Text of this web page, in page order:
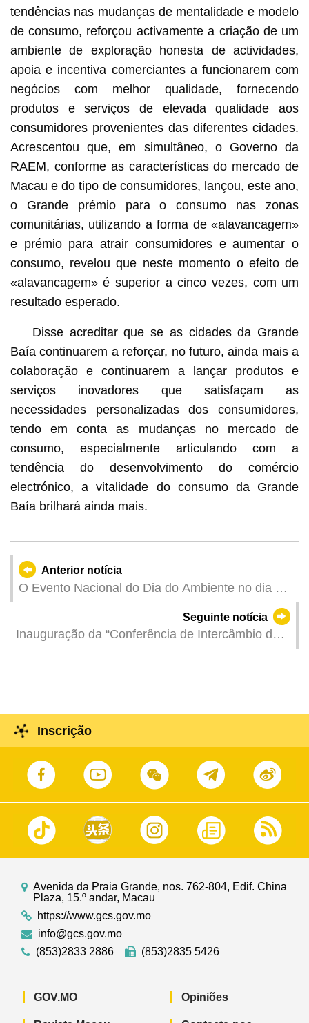
tendências nas mudanças de mentalidade e modelo
de consumo, reforçou activamente a criação de um
ambiente de exploração honesta de actividades,
apoia e incentiva comerciantes a funcionarem com
negócios com melhor qualidade, fornecendo
produtos e serviços de elevada qualidade aos
consumidores provenientes das diferentes cidades.
Acrescentou que, em simultâneo, o Governo da
RAEM, conforme as características do mercado de
Macau e do tipo de consumidores, lançou, este ano,
o Grande prémio para o consumo nas zonas
comunitárias, utilizando a forma de «alavancagem»
e prémio para atrair consumidores e aumentar o
consumo, revelou que neste momento o efeito de
«alavancagem» é superior a cinco vezes, com um
resultado esperado.
Disse acreditar que se as cidades da Grande
Baía continuarem a reforçar, no futuro, ainda mais a
colaboração e continuarem a lançar produtos e
serviços inovadores que satisfaçam as
necessidades personalizadas dos consumidores,
tendo em conta as mudanças no mercado de
consumo, especialmente articulando com a
tendência do desenvolvimento do comércio
electrónico, a vitalidade do consumo da Grande
Baía brilhará ainda mais.
Anterior notícia
O Evento Nacional do Dia do Ambiente no dia 5
conjuntamente por Guangdong, Hong Kong e
Macau
Seguinte notícia
Inauguração da “Conferência de Intercâmbio de
Inscrição
Avenida da Praia Grande, nos. 762-804, Edif. China
Plaza, 15.º andar, Macau
https://www.gcs.gov.mo
info@gcs.gov.mo
(853)2833 2886
(853)2835 5426
GOV.MO Opiniões